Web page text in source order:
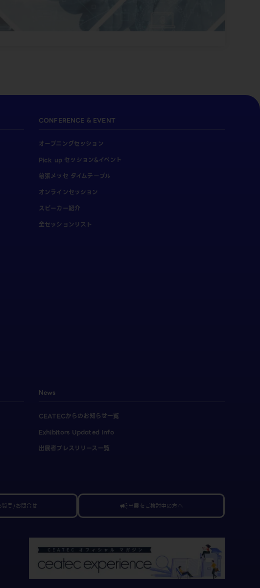
CONFERENCE & EVENT
オープニングセッション
Pick up セッション&イベント
幕張メッセ タイムテーブル
オンラインセッション
スピーカー紹介
全セッションリスト
News
CEATECからのお知らせ一覧
Exhibitors Updated Info
出展者プレスリリース一覧
質問/お問合せ campaign出展をご検討中の方へ